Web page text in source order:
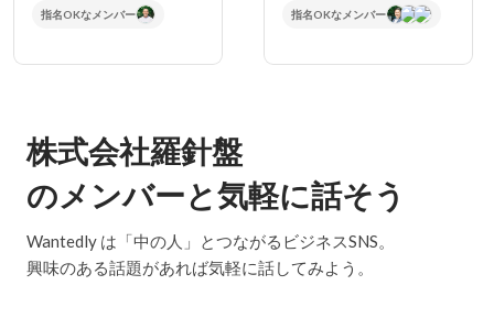
指名OKなメンバー 指名OKなメンバー
株式会社羅針盤
のメンバーと気軽に話そう
Wantedly は「中の人」とつながるビジネスSNS。
興味のある話題があれば気軽に話してみよう。